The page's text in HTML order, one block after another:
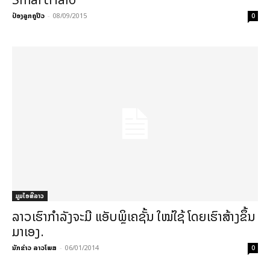
ປ໋ອງລູກຄູປິວ - 08/09/2015 0
ມູມໄອທີລາວ
ລາວເຮົາກຳລັງຈະມີ ແອັບພຼິເຄຊັ້ນ ໃໝ່ໃຊ້ ໂດຍເຮົາສ້າງຂຶ້ນ
ມາເອງ.
ນັກຂ່າວ ລາວໂພສ - 06/01/2014 0